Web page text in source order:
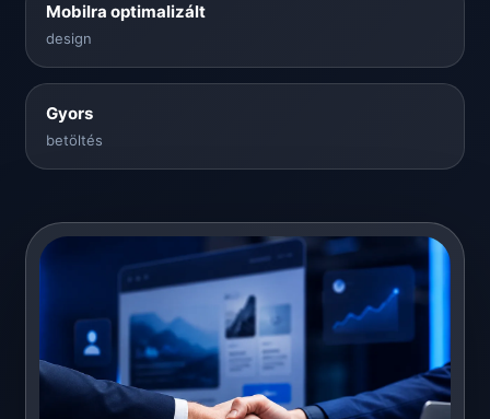
Mobilra optimalizált
design
Gyors
betöltés